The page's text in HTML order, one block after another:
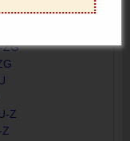
Z
ZG
Z
Z